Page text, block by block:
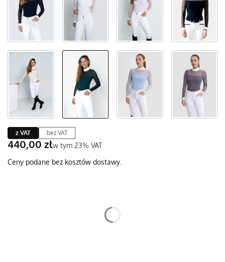
z VAT bez VAT
Cena
440,00 złw tym 23% VAT
w tym 23% VAT
Ceny podane bez kosztów dostawy.